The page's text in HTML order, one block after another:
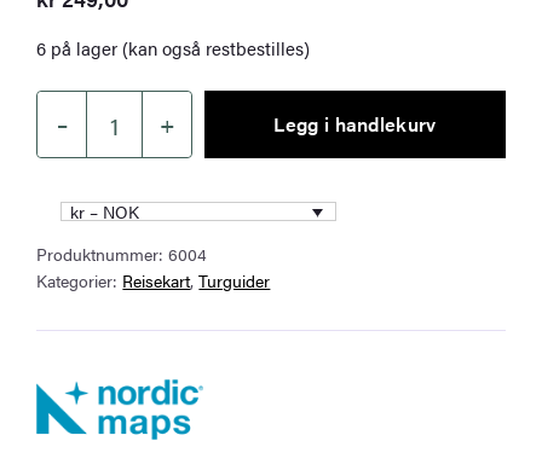
6 på lager (kan også restbestilles)
–
Vestlandet
1:250
000
+ Legg i handlekurv
kr – NOK
Produktnummer:6004
Kategorier: Reisekart,Turguider